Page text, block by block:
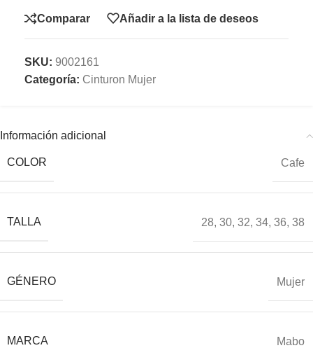
Comparar Añadir a la lista de deseos
SKU: 9002161
Categoría: Cinturon Mujer
Información adicional
COLOR Cafe
TALLA 28, 30, 32, 34, 36, 38
GÉNERO Mujer
MARCA Mabo